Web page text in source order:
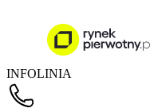
INFOLINIA